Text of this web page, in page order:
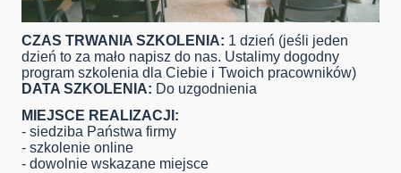
CZAS TRWANIA SZKOLENIA: 1 dzień (jeśli jeden
dzień to za mało napisz do nas. Ustalimy dogodny
program szkolenia dla Ciebie i Twoich pracowników)
DATA SZKOLENIA: Do uzgodnienia
MIEJSCE REALIZACJI:
- siedziba Państwa firmy
- szkolenie online
- dowolnie wskazane miejsce